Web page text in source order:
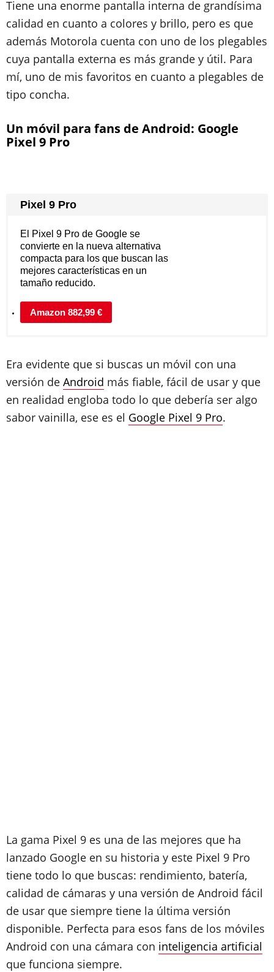
Tiene una enorme pantalla interna de grandísima
calidad en cuanto a colores y brillo, pero es que
además Motorola cuenta con uno de los plegables
cuya pantalla externa es más grande y útil. Para
mí, uno de mis favoritos en cuanto a plegables de
tipo concha.
Un móvil para fans de Android: Google
Pixel 9 Pro
Pixel 9 Pro
Amazon 882,99 €
El Pixel 9 Pro de Google se
convierte en la nueva alternativa
compacta para los que buscan las
mejores características en un
tamaño reducido.
Era evidente que si buscas un móvil con una
versión de Android más fiable, fácil de usar y que
en realidad engloba todo lo que debería ser algo
sabor vainilla, ese es el Google Pixel 9 Pro.
La gama Pixel 9 es una de las mejores que ha
lanzado Google en su historia y este Pixel 9 Pro
tiene todo lo que buscas: rendimiento, batería,
calidad de cámaras y una versión de Android fácil
de usar que siempre tiene la última versión
disponible. Perfecta para esos fans de los móviles
Android con una cámara con inteligencia artificial
que funciona siempre.